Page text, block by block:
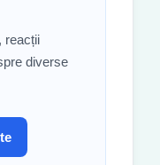
reacții
diverse